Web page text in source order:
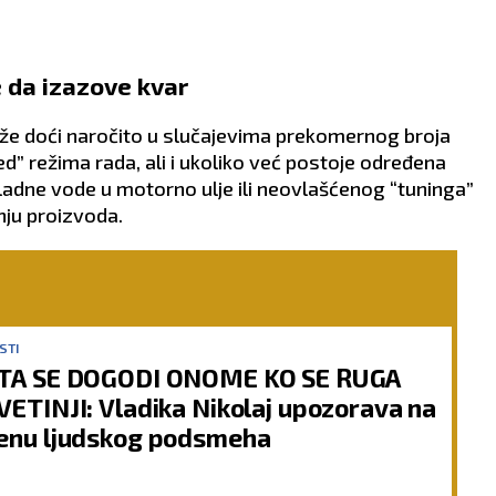
izazove kvar
doći naročito u slučajevima prekomernog broja
režima rada, ali i ukoliko već postoje određena
vode u motorno ulje ili neovlašćenog “tuninga”
proizvoda.
SE DOGODI ONOME KO SE RUGA
Vladika Nikolaj upozorava na
ljudskog podsmeha